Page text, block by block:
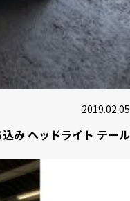
2019.02.05
み ヘッドライト テール